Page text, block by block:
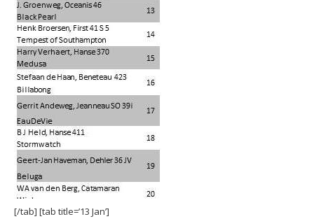
[/tab] [tab title=’13 Jan’]